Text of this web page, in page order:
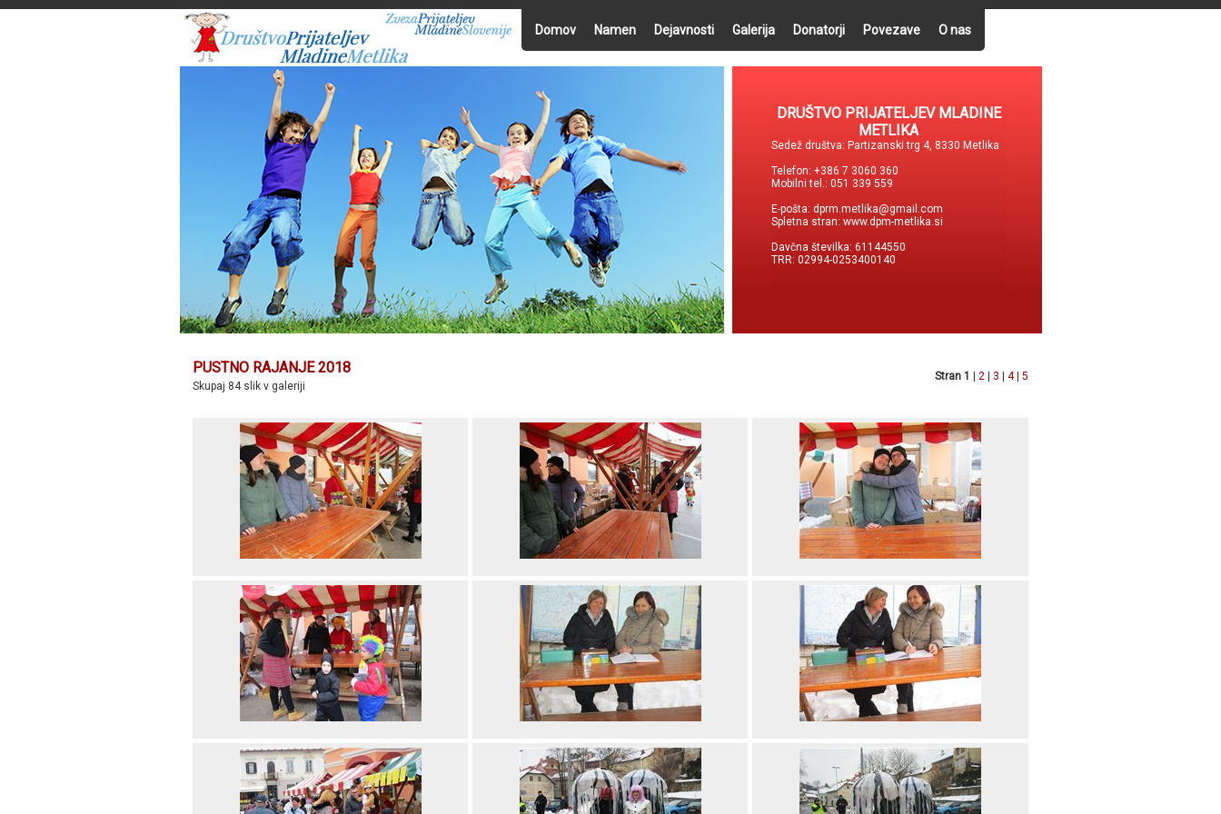
Domov Namen Dejavnosti Galerija Donatorji Povezave O nas
DRUŠTVO PRIJATELJEV MLADINE
METLIKA
Sedež društva: Partizanski trg 4, 8330 Metlika
Telefon: +386 7 3060 360
Mobilni tel.: 051 339 559
E-pošta: dprm.metlika@gmail.com
Spletna stran: www.dpm-metlika.si
Davčna številka: 61144550
TRR: 02994-0253400140
PUSTNO RAJANJE 2018
Skupaj 84 slik v galeriji
Stran 1 2 3 4| 5